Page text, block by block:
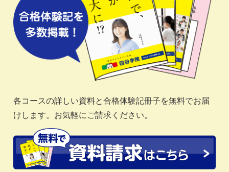
各コースの詳しい資料と合格体験記冊子を無料でお届
けします。お気軽にご請求ください。